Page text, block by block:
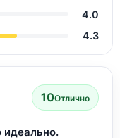
4.0
4.3
10Отлично